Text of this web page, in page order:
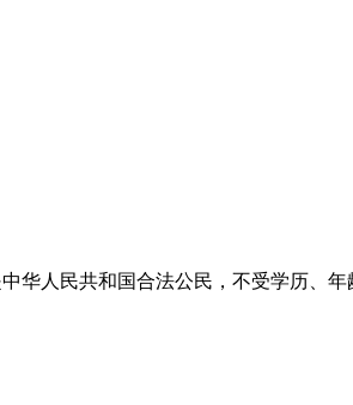
人民共和国合法公民，不受学历、年